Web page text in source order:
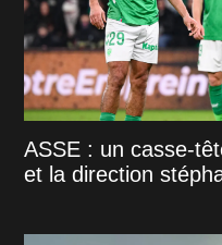
ASSE : un casse-
et la direction